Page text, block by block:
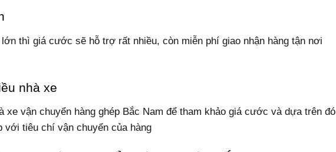
thì giá cước sẽ hỗ trợ rất nhiều, còn miễn phí giao nhận hàng tận nơi
nhà xe
xe vận chuyển hàng ghép Bắc Nam để tham khảo giá cước và dựa trên đó
với tiêu chí vận chuyển của hàng